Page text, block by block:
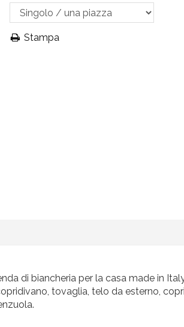
Stampa
di biancheria per la casa made in
tovaglia, telo da esterno,